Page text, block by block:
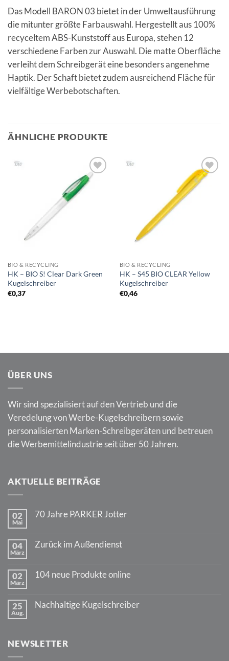
Das Modell BARON 03 bietet in der Umweltausführung
die mitunter größte Farbauswahl. Hergestellt aus 100%
recyceltem ABS-Kunststoff aus Europa, stehen 12
verschiedene Farben zur Auswahl. Die matte Oberfläche
verleiht dem Schreibgerät eine besonders angenehme
Haptik. Der Schaft bietet zudem ausreichend Fläche für
vielfältige Werbebotschaften.
ÄHNLICHE PRODUKTE
Auf die
Merkliste
BIO & RECYCLING
HK – BIO S! Clear Dark Green
Kugelschreiber
€0,37
Auf die
Merkliste
BIO & RECYCLING
HK – S45 BIO CLEAR Yellow
Kugelschreiber
€0,46
ÜBER UNS
Wir sind spezialisiert auf den Vertrieb und die
Veredelung von Werbe-Kugelschreibern sowie
personalisierten Marken-Schreibgeräten und betreuen
die Werbemittelindustrie seit über 50 Jahren.
AKTUELLE BEITRÄGE
02
Mai
70 Jahre PARKER Jotter
70
04
März
Zurück im Außendienst
Zurück
02
März
104 neue Produkte online
104
25
Aug.
Nachhaltige Kugelschreiber
Kugelschreiber
NEWSLETTER